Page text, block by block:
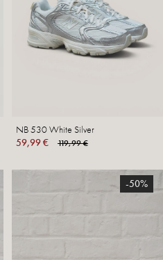
NB 530 White Silver
59,99 €
119,99 €
-50%